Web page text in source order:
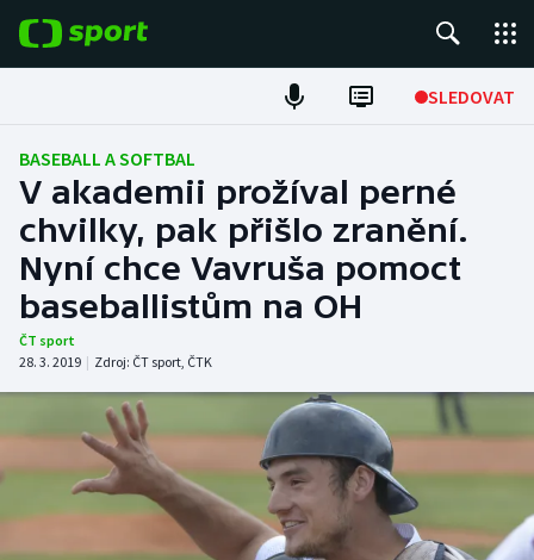
SLEDOVAT
Fotbal
Hokej
Tenis
Atletika
DALŠÍ SPORTY
Americký fotbal
Baseball a softbal
NEPŘEHLÉDNĚTE
Soutěže
BASEBALL A SOFTBAL
V akademii prožíval perné
chvilky, pak přišlo zranění.
Nyní chce Vavruša pomoct
baseballistům na OH
ČT sport
28. 3. 2019 | Zdroj: ČT sport, ČTK